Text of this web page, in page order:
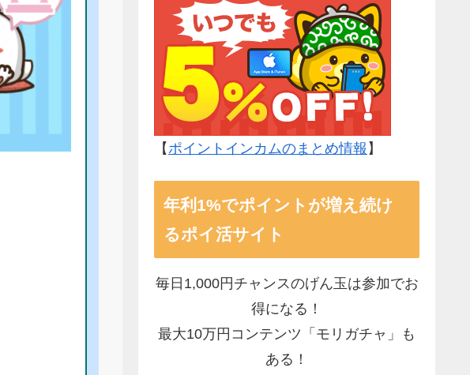
【 ポイントインカムのまとめ情報 】
年利1%でポイントが増え続け
るポイ活サイト
毎日1,000円チャンスのげん玉は参加でお
得になる！
最大10万円コンテンツ「モリガチャ」も
ある！